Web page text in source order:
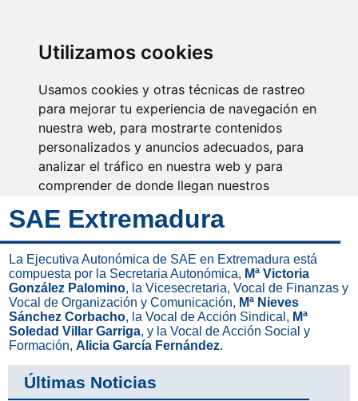
Utilizamos cookies
Usamos cookies y otras técnicas de rastreo
para mejorar tu experiencia de navegación en
nuestra web, para mostrarte contenidos
personalizados y anuncios adecuados, para
analizar el tráfico en nuestra web y para
comprender de donde llegan nuestros
Aceptar
Rechazar
Configurar
Avanzamos juntos
haciendo futuro
SAE Extremadura
La Ejecutiva Autonómica de SAE en Extremadura está
compuesta por la Secretaria Autonómica, Mª Victoria
González Palomino, la Vicesecretaria, Vocal de Finanzas y
Vocal de Organización y Comunicación, Mª Nieves
Sánchez Corbacho, la Vocal de Acción Sindical, Mª
Soledad Villar Garriga, y la Vocal de Acción Social y
Formación,Alicia García Fernández.
Últimas Noticias